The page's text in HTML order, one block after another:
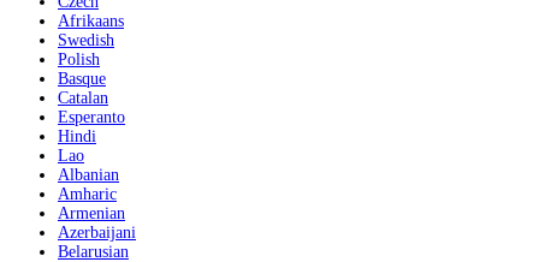
Afrikaans
Swedish
Polish
Basque
Catalan
Esperanto
Hindi
Lao
Albanian
Amharic
Armenian
Azerbaijani
Belarusian